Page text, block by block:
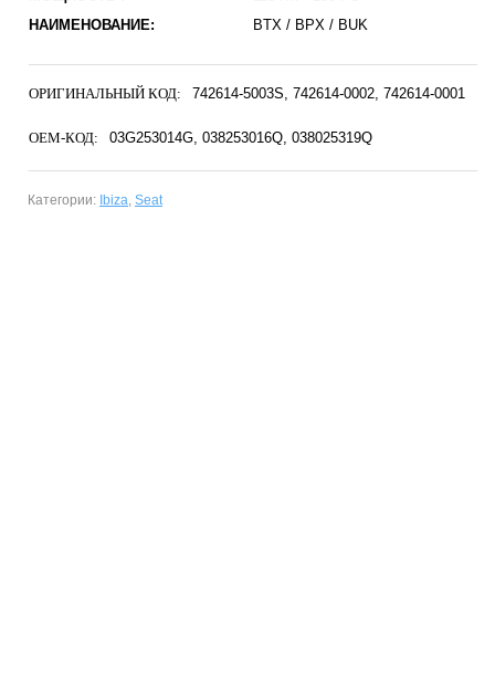
НАИМЕНОВАНИЕ:
BTX / BPX / BUK
ОРИГИНАЛЬНЫЙ КОД: 742614-5003S 742614-0002 742614-0001
OEM-КОД: 03G253014G 038253016Q 038025319Q
Категории: Ibiza, Seat